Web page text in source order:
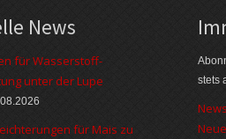
News
für Wasserstoff-
unter der Lupe
für Mais zu
stets